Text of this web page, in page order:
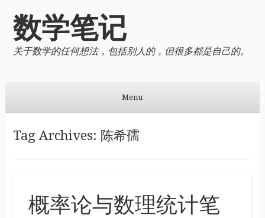
数学笔记
关于数学的任何想法，包括别人的，但很多都是自己的。
Menu
Tag Archives: 陈希孺
概率论与数理统计笔